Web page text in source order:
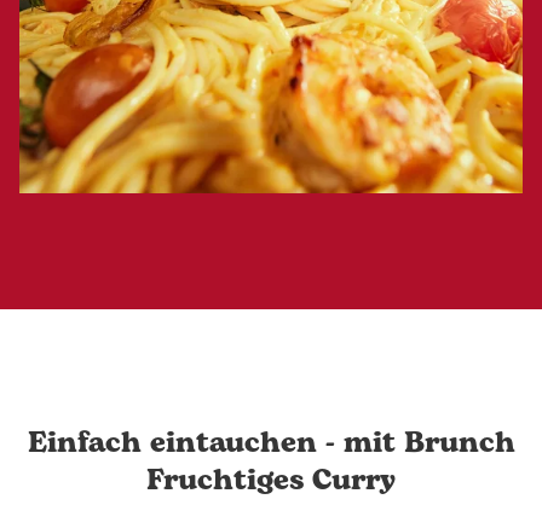
Einfach eintauchen - mit Brunch
Fruchtiges Curry